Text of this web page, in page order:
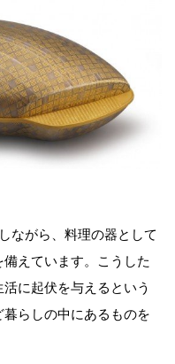
ながら、料理の器として
えています。こうした
に起伏を与えるという
らしの中にあるものを